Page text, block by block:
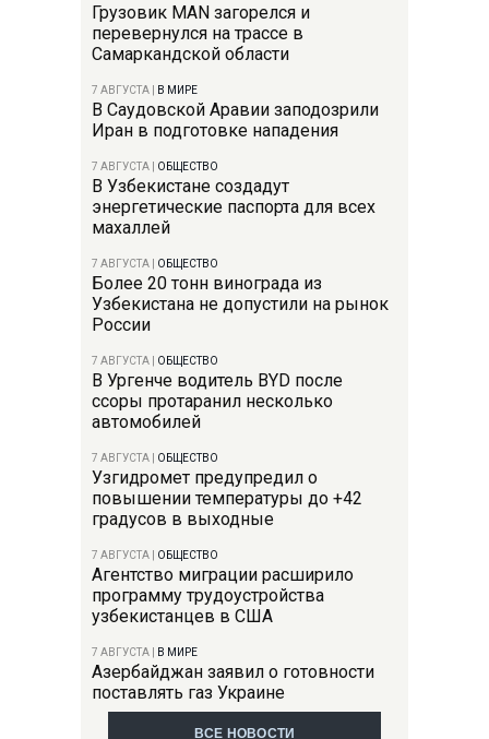
Грузовик MAN загорелся и
перевернулся на трассе в
Самаркандской области
7 АВГУСТА В МИРЕ
В Саудовской Аравии заподозрили
Иран в подготовке нападения
7 АВГУСТА ОБЩЕСТВО
В Узбекистане создадут
энергетические паспорта для всех
махаллей
7 АВГУСТА ОБЩЕСТВО
Более 20 тонн винограда из
Узбекистана не допустили на рынок
России
7 АВГУСТА ОБЩЕСТВО
В Ургенче водитель BYD после
ссоры протаранил несколько
автомобилей
7 АВГУСТА ОБЩЕСТВО
Узгидромет предупредил о
повышении температуры до +42
градусов в выходные
7 АВГУСТА ОБЩЕСТВО
Агентство миграции расширило
программу трудоустройства
узбекистанцев в США
7 АВГУСТА В МИРЕ
Азербайджан заявил о готовности
поставлять газ Украине
ВСЕ НОВОСТИ